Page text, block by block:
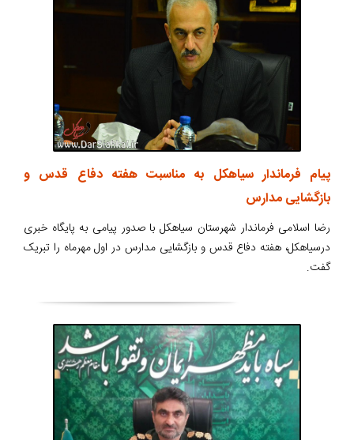
پیام فرماندار سیاهکل به مناسبت هفته دفاع قدس و
بازگشایی مدارس
رضا اسلامی فرماندار شهرستان سیاهکل با صدور پیامی به پایگاه خبری
درسیاهکل، هفته دفاع قدس و بازگشایی مدارس در اول مهرماه را تبریک
گفت.